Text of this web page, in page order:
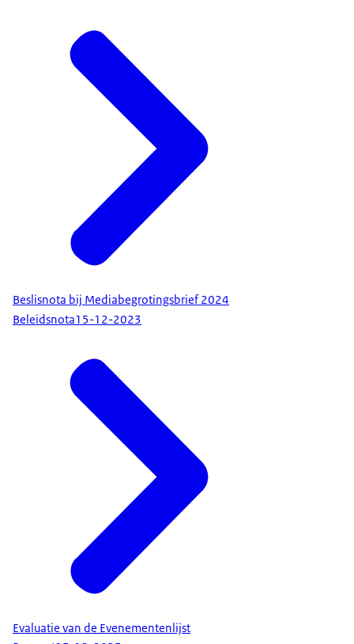
Beslisnota bij Mediabegrotingsbrief 2024
Beleidsnota15-12-2023
Evaluatie van de Evenementenlijst